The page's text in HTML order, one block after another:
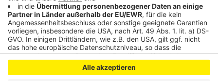
Anzeige
Anzeige